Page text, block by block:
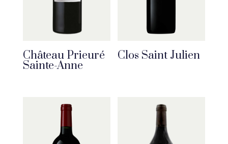
Château Prieuré
Sainte-Anne
Clos Saint Julien